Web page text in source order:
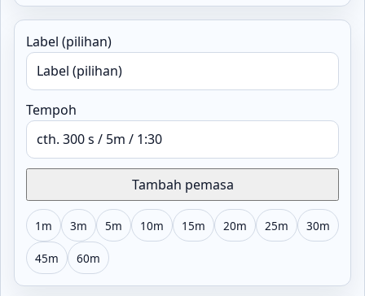
Label (pilihan)
Tempoh
Tambah pemasa
1m 3m 5m 10m 15m 20m 25m 30m
45m 60m